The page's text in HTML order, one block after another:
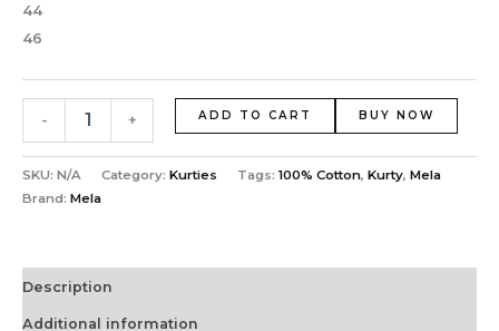
44
46
- + ADD TO CART BUY NOW
SKU: N/A Category: Kurties Tags: 100% Cotton, Kurty, Mela
Brand: Mela
Description
Additional information